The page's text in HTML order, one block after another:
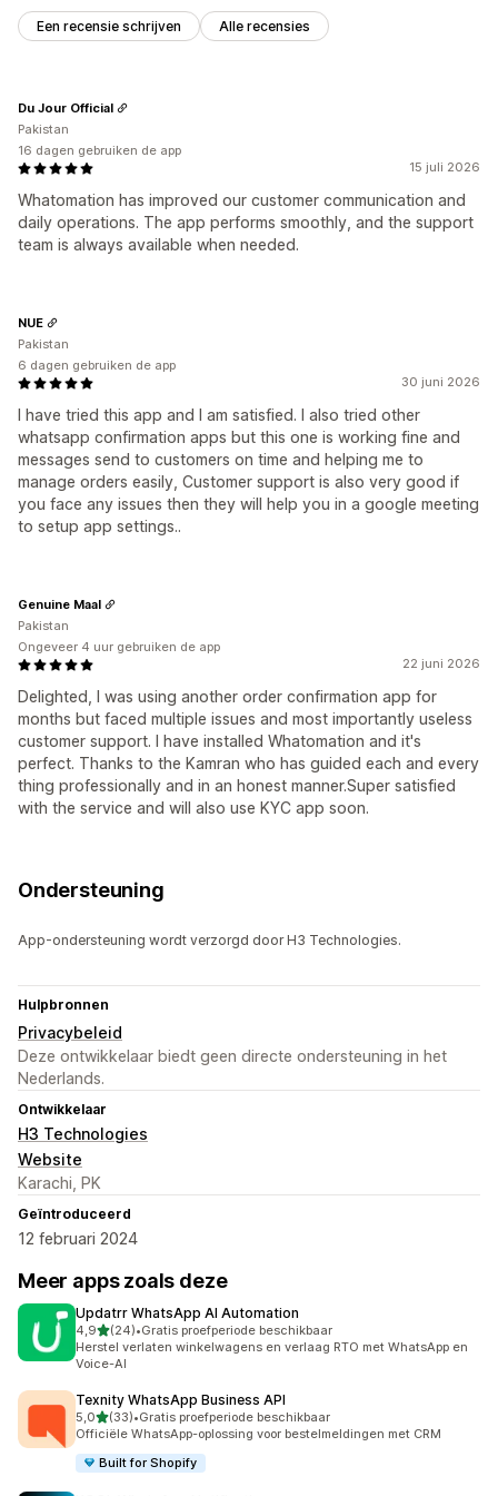
Een recensie schrijven Alle recensies
15 juli 2026
Whatomation has improved our customer communication and
daily operations. The app performs smoothly, and the support
team is always available when needed.
Du Jour Official
Pakistan
16 dagen gebruiken de app
30 juni 2026
I have tried this app and I am satisfied. I also tried other
whatsapp confirmation apps but this one is working fine and
messages send to customers on time and helping me to
manage orders easily, Customer support is also very good if
you face any issues then they will help you in a google meeting
to setup app settings..
NUE
Pakistan
6 dagen gebruiken de app
22 juni 2026
Delighted, I was using another order confirmation app for
months but faced multiple issues and most importantly useless
customer support. I have installed Whatomation and it's
perfect. Thanks to the Kamran who has guided each and every
thing professionally and in an honest manner.Super satisfied
with the service and will also use KYC app soon.
Genuine Maal
Pakistan
Ongeveer 4 uur gebruiken de app
Ondersteuning
App-ondersteuning wordt verzorgd door H3 Technologies.
Hulpbronnen
Privacybeleid
Deze ontwikkelaar biedt geen directe ondersteuning in het
Nederlands.
Ontwikkelaar
H3 Technologies
Website
Karachi, PK
Geïntroduceerd
12 februari 2024
Meer apps zoals deze
Updatrr WhatsApp AI Automation
4,9van 5 sterren
(24)
24 recensies in totaal
•Gratis proefperiode beschikbaar
Herstel verlaten winkelwagens en verlaag RTO met WhatsApp en
Voice-AI
Texnity WhatsApp Business API
5,0van 5 sterren
(33)
33 recensies in totaal
•Gratis proefperiode beschikbaar
Officiële WhatsApp-oplossing voor bestelmeldingen met CRM
Built for Shopify